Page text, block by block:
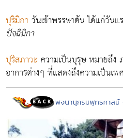
ปุริมิกา วันเข้าพรรษาต้น ได้แก่วัน
ปัจฉิมิกา
ปุริสภาวะ ความเป็นบุรุษ หมายถึง
อาการต่างๆ ที่แสดงถึงความเป็นเพ
พจนานุกรมพุทธศาส